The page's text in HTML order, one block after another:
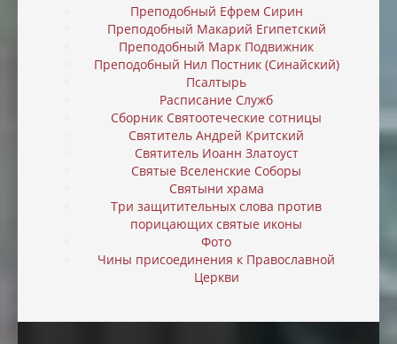
Преподобный Ефрем Сирин
Преподобный Макарий Египетский
Преподобный Марк Подвижник
Преподобный Нил Постник (Синайский)
Псалтырь
Расписание Служб
Сборник Святоотеческие сотницы
Святитель Андрей Критский
Святитель Иоанн Златоуст
Святые Вселенские Соборы
Святыни храма
Три защитительных слова против
порицающих святые иконы
Фото
Чины присоединения к Православной
Церкви